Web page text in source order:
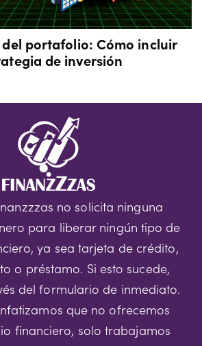
portafolio: Cómo incluir
de inversión
no solicita ninguna
para liberar ningún tipo de
ya sea tarjeta de crédito,
o préstamo. Si esto sucede,
del formulario de inmediato.
que no ofrecemos
financiero, solo trabajamos